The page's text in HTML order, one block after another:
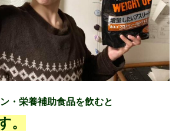
・栄養補助食品を飲むと
。